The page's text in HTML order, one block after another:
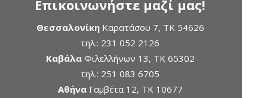
Επικοινωνήστε μαζί μας!
ΘεσσαλονίκηΚαρατάσου 7, TK 54626
τηλ.: 231 052 2126
ΚαβάλαΦιλελλήνων 13, ΤΚ 65302
τηλ.: 251 083 6705
ΑθήναΓαμβέτα 12, ΤΚ 10677